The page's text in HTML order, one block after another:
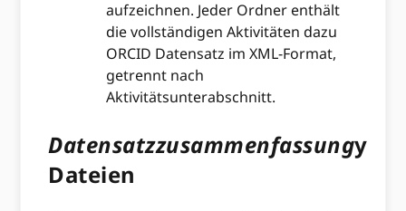
aufzeichnen. Jeder Ordner enthält
die vollständigen Aktivitäten dazu
ORCID Datensatz im XML-Format,
getrennt nach
Aktivitätsunterabschnitt.
Datensatzzusammenfassungy
Dateien